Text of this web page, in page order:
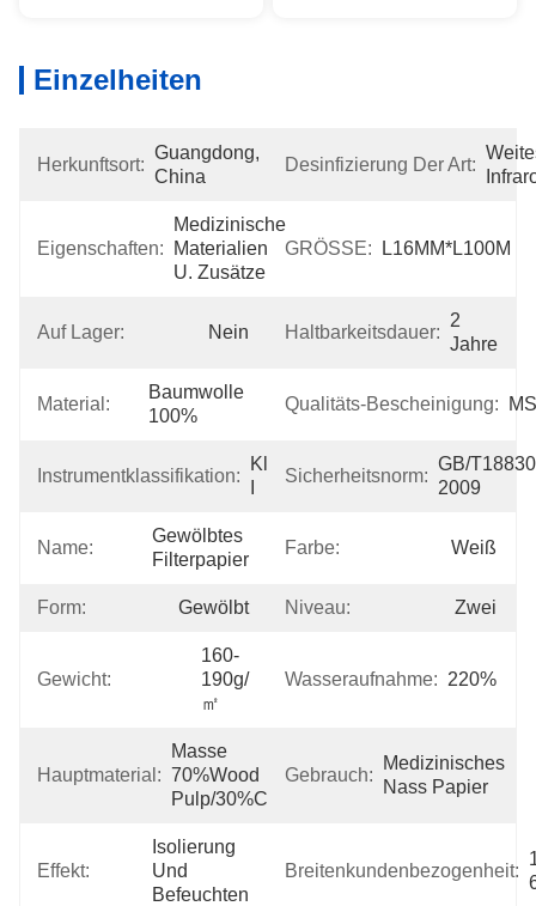
Einzelheiten
Herkunftsort:
Guangdong,
China
Desinfizierung Der Art:
Eigenschaften:
Medizinische
Materialien
U. Zusätze
GRÖSSE: L16MM*L100M
Auf Lager: Nein Haltbarkeitsdauer:
2
Jahre
Material:
Baumwolle
100%
Qualitäts-Bescheinigung:
Instrumentklassifikation:
Klasse
Sicherheitsnorm:
GB/
2009
Name:
Gewölbtes
Filterpapier
Farbe: Weiß
Form: Gewölbt Niveau: Zwei
Gewicht:
160-
190g/
㎡
Wasseraufnahme: 220%
Hauptmaterial:
Masse
70%Wood
Pulp/30%Cotton
Gebrauch:
Medizinisches
Nass Papier
Effekt:
Isolierung
Und
Befeuchten
Breitenkundenbezogenheit: